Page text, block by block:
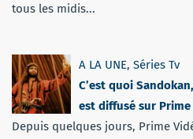
tous les midis...
A LA UNE, Séries Tv
C’est quoi
est diffusé sur Prime
Depuis quelques jours, Prime